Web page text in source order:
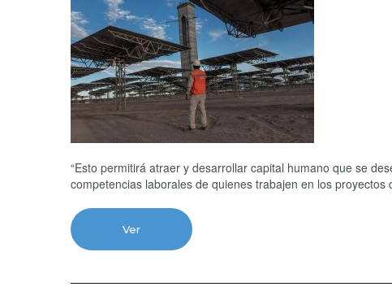
“Esto permitirá atraer y desarrollar capital humano que se
competencias laborales de quienes trabajen en los proyectos
Ver